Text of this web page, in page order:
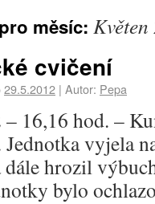
měsíc:
cvičení
29.5.2012 | Autor: Pepa
– 16,16 hod. –
vyjela
dále hrozil
bylo